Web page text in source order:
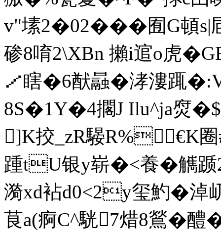
v"塐2�02���囿G頓
碜 8唷2\XBn 攋i逭o虎
／瞎�6猷曧�涍漊
8S�1Y�4擱J Ilu^ja焤�$
]K挍_zR騴R% €K圈
踵tU银y崭�<養�觽踬
漪xd袩d0<2y玺魡�
茛a(痾C^駫7焟8鶑�醴